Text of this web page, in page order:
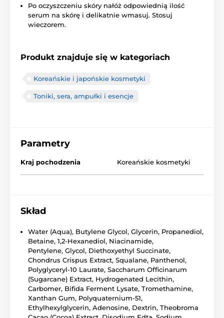
Po oczyszczeniu skóry nałóż odpowiednią ilość
serum na skórę i delikatnie wmasuj. Stosuj
wieczorem.
Produkt znajduje się w kategoriach
Koreańskie i japońskie kosmetyki
Toniki, sera, ampułki i esencje
Parametry
Kraj pochodzenia Koreańskie kosmetyki
Skład
Water (Aqua), Butylene Glycol, Glycerin, Propanediol,
Betaine, 1,2-Hexanediol, Niacinamide,
Pentylene, Glycol, Diethoxyethyl Succinate,
Chondrus Crispus Extract, Squalane, Panthenol,
Polyglyceryl-10 Laurate, Saccharum Officinarum
(Sugarcane) Extract, Hydrogenated Lecithin,
Carbomer, Bifida Ferment Lysate, Tromethamine,
Xanthan Gum, Polyquaternium-51,
Ethylhexylglycerin, Adenosine, Dextrin, Theobroma